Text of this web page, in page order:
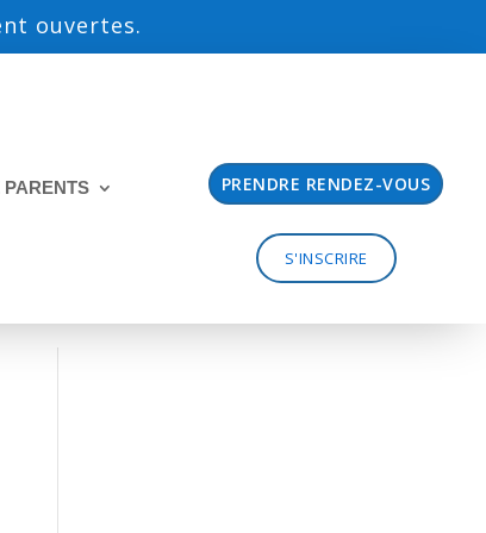
ouvertes.
PARENTS
PRENDRE RENDEZ-VOUS
S'INSCRIRE